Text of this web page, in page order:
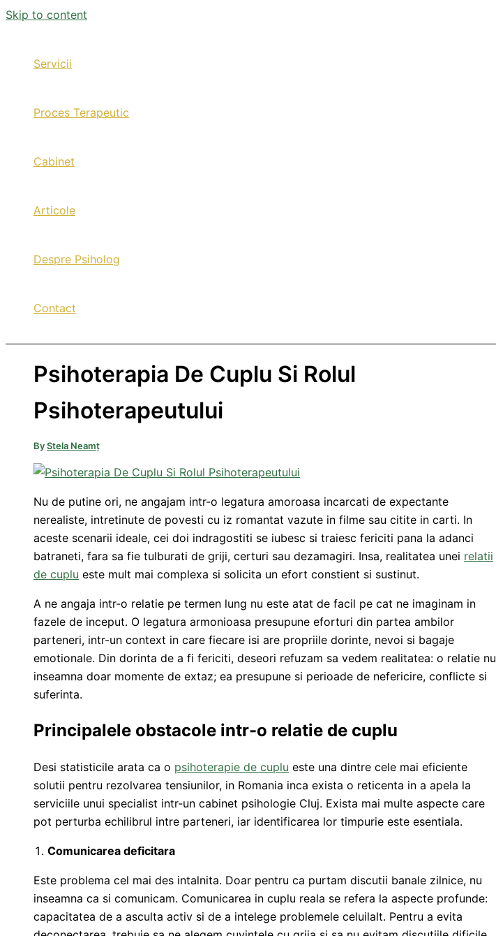
Skip to content
Servicii
Proces Terapeutic
Cabinet
Articole
Despre Psiholog
Contact
Psihoterapia De Cuplu Si Rolul
Psihoterapeutului
ByStela Neamț
Nu de putine ori, ne angajam intr-o legatura amoroasa incarcati de expectante
nerealiste, intretinute de povesti cu iz romantat vazute in filme sau citite in carti. In
aceste scenarii ideale, cei doi indragostiti se iubesc si traiesc fericiti pana la adanci
batraneti, fara sa fie tulburati de griji, certuri sau dezamagiri. Insa, realitatea unei relatii
de cuplu este mult mai complexa si solicita un efort constient si sustinut.
A ne angaja intr-o relatie pe termen lung nu este atat de facil pe cat ne imaginam in
fazele de inceput. O legatura armonioasa presupune eforturi din partea ambilor
parteneri, intr-un context in care fiecare isi are propriile dorinte, nevoi si bagaje
emotionale. Din dorinta de a fi fericiti, deseori refuzam sa vedem realitatea: o relatie nu
inseamna doar momente de extaz; ea presupune si perioade de nefericire, conflicte si
suferinta.
Principalele obstacole intr-o relatie de cuplu
Desi statisticile arata ca o psihoterapie de cuplu este una dintre cele mai eficiente
solutii pentru rezolvarea tensiunilor, in Romania inca exista o reticenta in a apela la
serviciile unui specialist intr-un cabinet psihologie Cluj. Exista mai multe aspecte care
pot perturba echilibrul intre parteneri, iar identificarea lor timpurie este esentiala.
Comunicarea deficitara
Este problema cel mai des intalnita. Doar pentru ca purtam discutii banale zilnice, nu
inseamna ca si comunicam. Comunicarea in cuplu reala se refera la aspecte profunde:
capacitatea de a asculta activ si de a intelege problemele celuilalt. Pentru a evita